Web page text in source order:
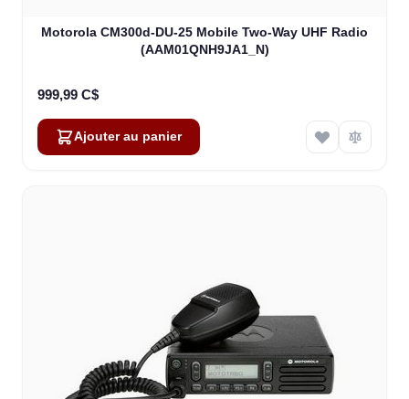
Motorola CM300d-DU-25 Mobile Two-Way UHF Radio
(AAM01QNH9JA1_N)
999,99 C$
Ajouter au panier